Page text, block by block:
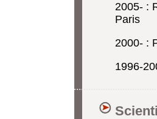
2005- :
Paris
2000- :
1996-